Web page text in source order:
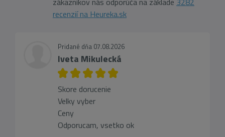
recenzií na Heureka.sk
Pridané dňa 07.08.2026
Iveta Mikulecká
Skore dorucenie
Velky vyber
Ceny
Odporucam, vsetko ok